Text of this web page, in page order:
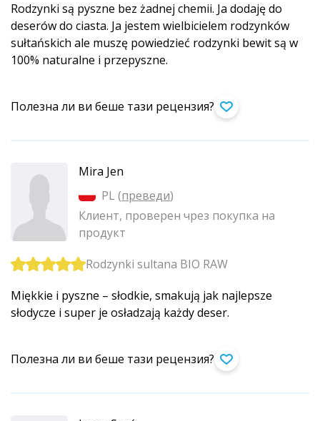
Rodzynki są pyszne bez żadnej chemii. Ja dodaję do
deserów do ciasta. Ja jestem wielbicielem rodzynków
sułtańskich ale muszę powiedzieć rodzynki bewit są w
100% naturalne i przepyszne.
Полезна ли ви беше тази рецензия?
Mira Jen
PL (преведи)
Клиент, проверен чрез покупка на
продукт
Rodzynki sultana BIO RAW
Miękkie i pyszne – słodkie, smakują jak najlepsze
słodycze i super je osładzają każdy deser.
Полезна ли ви беше тази рецензия?